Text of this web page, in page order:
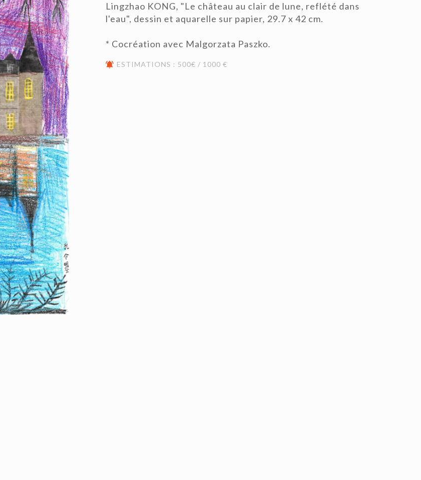
Lingzhao KONG, "Le château au clair de lune, reflété dans
l'eau", dessin et aquarelle sur papier, 29.7 x 42 cm.
* Cocréation avec Malgorzata Paszko.
ESTIMATIONS : 500€ / 1000 €